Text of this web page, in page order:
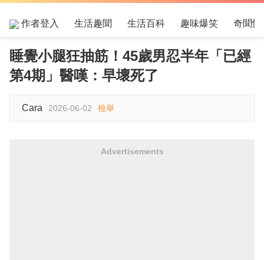
作者登入 生活趣聞 生活百科 趣味爆笑 奇聞怪
睡覺小腿狂抽筋！45歲男忍半年「已經
第4期」醫嘆：早壞死了
Cara 2026-06-02 檢舉
Advertisements